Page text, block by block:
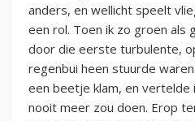
anders, en wellicht speelt
een rol. Toen ik zo groen als
door die eerste turbulente,
regenbui heen stuurde
een beetje klam, en vertelde
nooit meer zou doen. Erop